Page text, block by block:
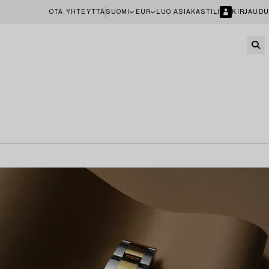
OTA YHTEYTTÄ SUOMI EUR LUO ASIAKASTILI KIRJAUDU